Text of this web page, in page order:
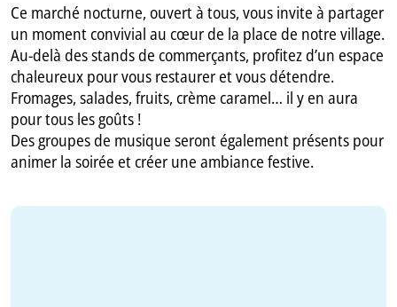
Ce marché nocturne, ouvert à tous, vous invite à partager
un moment convivial au cœur de la place de notre village.
Au-delà des stands de commerçants, profitez d’un espace
chaleureux pour vous restaurer et vous détendre.
Fromages, salades, fruits, crème caramel… il y en aura
pour tous les goûts !
Des groupes de musique seront également présents pour
animer la soirée et créer une ambiance festive.